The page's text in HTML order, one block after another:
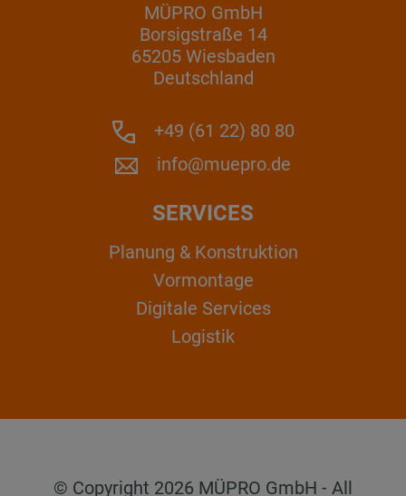
MÜPRO GmbH
Borsigstraße 14
65205 Wiesbaden
Deutschland
+49 (61 22) 80 80
info@muepro.de
SERVICES
Planung & Konstruktion
Vormontage
Digitale Services
Logistik
© Copyright 2026 MÜPRO GmbH - All